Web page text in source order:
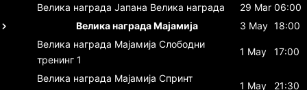
Велика награда Јапана Велика награда 29 Mar 06:00
Велика награда Мајамија
3 May 18:00
Велика награда Мајамија Слободни
тренинг 1
1 May 17:00
Велика награда Мајамија Спринт
1 May 21:30